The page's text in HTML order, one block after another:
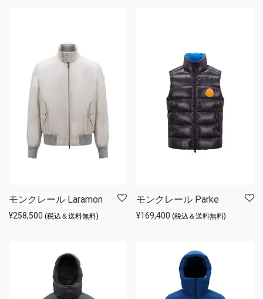
モンクレール Laramon
¥258,500 (税込＆送料無料)
モンクレール Parke
¥169,400 (税込＆送料無料)